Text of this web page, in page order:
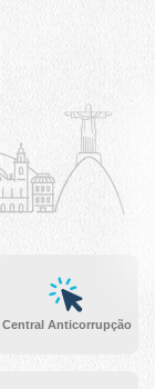
Central Anticorrupção